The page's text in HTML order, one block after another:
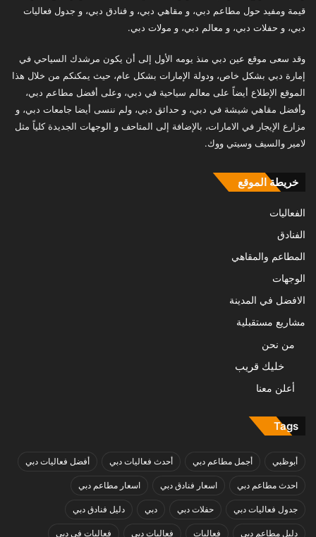
قيمة ومفيد حول مطاعم دبي، و مقاهي دبي، و فنادق دبي، و جدول فعاليات
دبي، و حفلات دبي، و معالم دبي، و مولات دبي.
وقد سعى موقع عين دبي منذ يومه الأول إلى أن يكون مرشدك السياحي في
إمارة دبي بشكل خاص، ودولة الإمارات بشكل عام، حيث يمكنكم من خلال هذا
الموقع الإطلاع أيضاً على معالم سياحية في دبي، وعلى أفضل مطاعم دبي،
وأفضل مقاهي شيشة في دبي، و حدائق دبي، ولم ننسى أيضا جامعات دبي، و
مزارع الإيجار في الامارات، بالإضافة إلى المتاحف و الوجهات الجديدة كلياً مثل
لامير والسيف وسيتي ووك.
خريطة الموقع
الفعاليات
الفنادق
المطاعم والمقاهي
الوجهات
الافضل في المدينة
مشاريع مستقبلية
من نحن
خليك قريب
أعلن معنا
Tags
أبوظبي أجمل مطاعم دبي أحدث فعاليات دبي أفضل فعاليات دبي
احدث مطاعم دبي اسعار فنادق دبي اسعار مطاعم دبي
جدول فعاليات دبي حفلات دبي دبي دليل فنادق دبي
دليل مطاعم دبي فعاليات فعاليات دبي فعاليات في دبي